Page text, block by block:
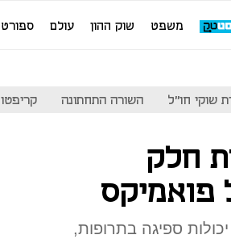
משפט שוק ההון עולם ספורט
שוקי חו"ל השורה התחתונה קריפטו
חלק
ספיגה בתרופות,